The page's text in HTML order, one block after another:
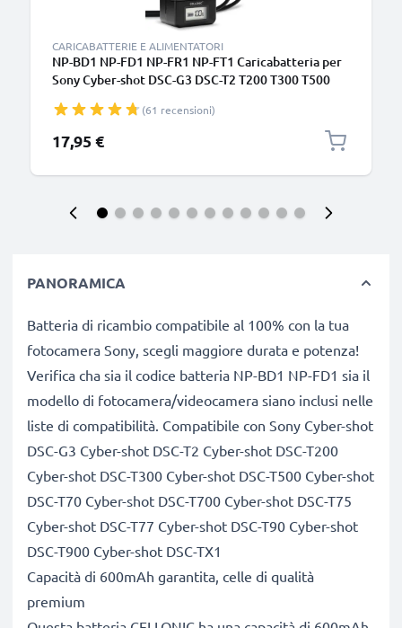
CARICABATTERIE E ALIMENTATORI
NP-BD1 NP-FD1 NP-FR1 NP-FT1 Caricabatteria per
Sony Cyber-shot DSC-G3 DSC-T2 T200 T300 T500
fotocamera marca CELLONIC
(61 recensioni)
17,95 €
PANORAMICA
Batteria di ricambio compatibile al 100% con la tua
fotocamera Sony, scegli maggiore durata e potenza!
Verifica cha sia il codice batteria NP-BD1 NP-FD1 sia il
modello di fotocamera/videocamera siano inclusi nelle
liste di compatibilità. Compatibile con Sony Cyber-shot
DSC-G3 Cyber-shot DSC-T2 Cyber-shot DSC-T200
Cyber-shot DSC-T300 Cyber-shot DSC-T500 Cyber-shot
DSC-T70 Cyber-shot DSC-T700 Cyber-shot DSC-T75
Cyber-shot DSC-T77 Cyber-shot DSC-T90 Cyber-shot
DSC-T900 Cyber-shot DSC-TX1
Capacità di 600mAh garantita, celle di qualità
premium